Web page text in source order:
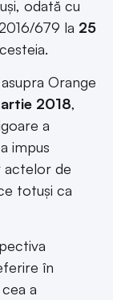
odată cu
679 la 25
Orange
2018,
a
impus
actelor de
totuși ca
în
a